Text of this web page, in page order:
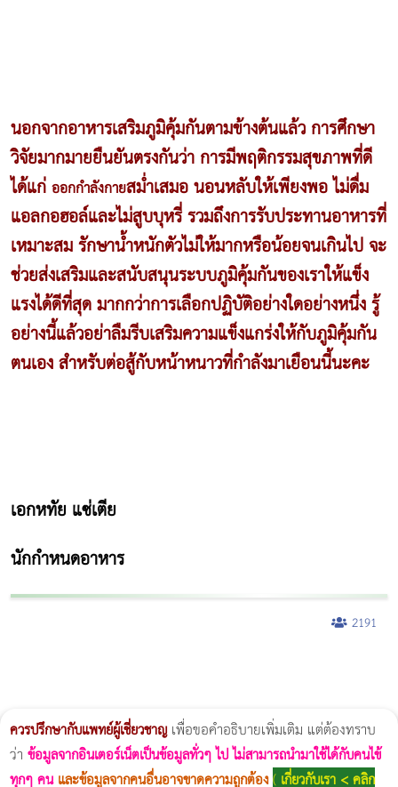
นอกจากอาหารเสริมภูมิคุ้มกันตามข้างต้นแล้ว การศึกษา
วิจัยมากมายยืนยันตรงกันว่า การมีพฤติกรรมสุขภาพที่ดี
ได้แก่ ออกกำลังกายสม่ำเสมอ นอนหลับให้เพียงพอ ไม่ดื่ม
แอลกอฮอล์และไม่สูบบุหรี่ รวมถึงการรับประทานอาหารที่
เหมาะสม รักษาน้ำหนักตัวไม่ให้มากหรือน้อยจนเกินไป จะ
ช่วยส่งเสริมและสนับสนุนระบบภูมิคุ้มกันของเราให้แข็ง
แรงได้ดีที่สุด มากกว่าการเลือกปฏิบัติอย่างใดอย่างหนึ่ง รู้
อย่างนี้แล้วอย่าลืมรีบเสริมความแข็งแกร่งให้กับภูมิคุ้มกัน
ตนเอง สำหรับต่อสู้กับหน้าหนาวที่กำลังมาเยือนนี้นะคะ
เอกหทัย แซ่เตีย
นักกำหนดอาหาร
2191
ควรปรึกษากับแพทย์ผู้เชี่ยวชาญเพื่อขอคำอธิบายเพิ่มเติม แต่ต้องทราบ
ว่า ข้อมูลจากอินเตอร์เน็ตเป็นข้อมูลทั่วๆ ไป ไม่สามารถนำมาใช้ได้กับคนไข้
ทุกๆ คน และข้อมูลจากคนอื่นอาจขาดความถูกต้อง( เกี่ยวกับเรา < คลิก